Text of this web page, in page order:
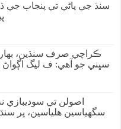
سنڌ جي پاڻي تي پنجاب
ڪراچي صرف سنڌين،
سڀني جو آهي: ف ليگ
سگهياسين هلياسين، پر